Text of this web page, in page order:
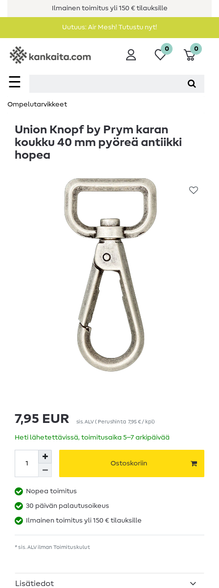
Ilmainen toimitus yli 150 € tilauksille
Uutuus: Air Mesh! Tutustu nyt!
☰
0 0
Ompelutarvikkeet
Union Knopf by Prym karan
koukku 40 mm pyöreä antiikki
hopea
7,95 EUR sis. ALV( Perushinta 7,95 € / kpl)
Heti lähetettävissä, toimitusaika 5–7 arkipäivää
Ostoskoriin
Nopea toimitus
30 päivän palautusoikeus
Ilmainen toimitus yli 150 € tilauksille
* sis. ALV ilman Toimituskulut
Lisätiedot